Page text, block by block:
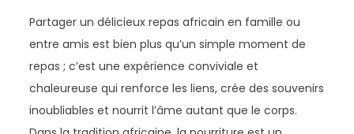
Partager un délicieux repas africain en famille ou
entre amis est bien plus qu’un simple moment de
repas ; c’est une expérience conviviale et
chaleureuse qui renforce les liens, crée des souvenirs
inoubliables et nourrit l’âme autant que le corps.